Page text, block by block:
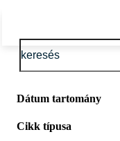
Dátum tartomány
Cikk típusa